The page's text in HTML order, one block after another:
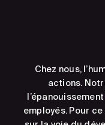
Chez nous,
actions.
employés. Pour